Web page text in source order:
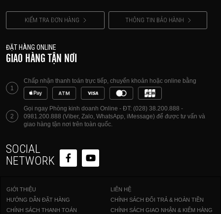
KIỂM TRA ĐƠN HÀNG THÔNG TIN BẢO HÀNH
ĐẶT HÀNG ONLINE
GIAO HÀNG TẬN NƠI
1
Chấp nhận thanh toán trực tiếp, chuyển khoản hoặc online bằng
2
Gọi ngay Phòng kinh doanh Online - ĐT: (028) 38.200.888 -
0981.200.888 (Viber, Zalo, WhatsApp, iMessage) để được tư vấn và
giao hàng tận nơi trên toàn quốc.
SOCIAL
NETWORK
GIỚI THIỆU
LIÊN HỆ
HƯỚNG DẪN ĐẶT HÀNG
CHÍNH SÁCH ĐỔI TRẢ & HOÀN TIỀN
CHÍNH SÁCH THANH TOÁN
CHÍNH SÁCH GIAO NHẬN & KIỂM HÀNG